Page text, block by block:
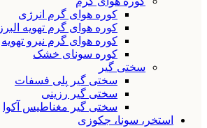
کوره هوای گرم انرژی
کوره هوای گرم تهویه البرز
کوره هوای گرم نیرو تهویه
کوره سونای خشک
سختی گیر
سختی گیر پلی فسفات
سختی گیر رزینی
سختی گیر مغناطیس آکوا
استخر، سونا، جکوزی